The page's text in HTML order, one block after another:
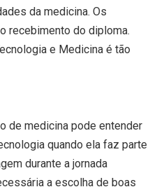
da medicina. Os
recebimento do diploma.
e Medicina é tão
de medicina pode entender
quando ela faz parte
durante a jornada
a escolha de boas